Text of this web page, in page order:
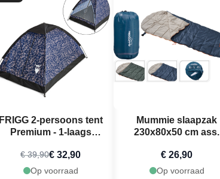
FRIGG 2-persoons tent
Premium - 1-laags
€ 39,90€ 32,90
Op voorraad
Mummie slaapzak
230x80x50 cm ass.
€ 26,90
Op voorraad